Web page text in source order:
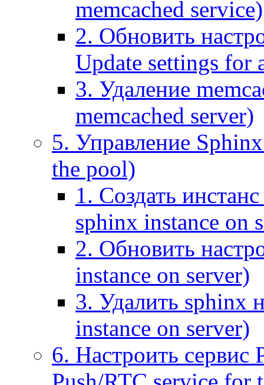
memcached service)
2. Обновить
Update settings for
3. Удаление
memcached server)
5. Управление
the pool)
1. Создать
sphinx instance on
2. Обновить
instance on server)
3. Удалить sphinx
instance on server)
6. Настроить